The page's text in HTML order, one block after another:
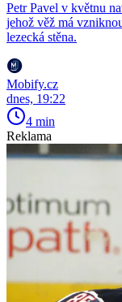
Petr Pavel v květnu
jehož věž má
lezecká stěna.
Mobify.cz
dnes, 19:22
4 min
Reklama